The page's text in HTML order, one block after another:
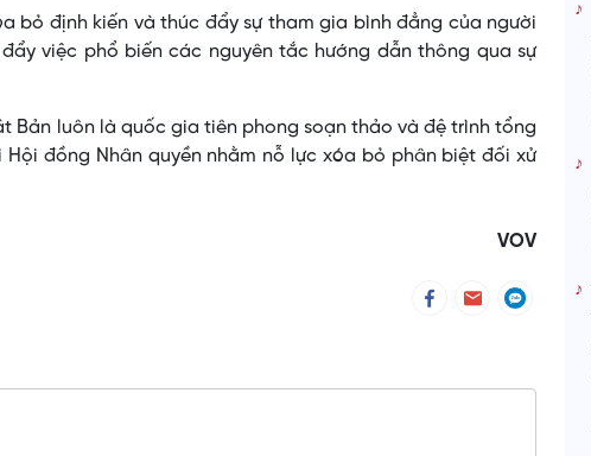
bỏ định kiến và thúc đẩy sự tham gia bình đẳng của người
việc phổ biến các nguyên tắc hướng dẫn thông qua sự
Bản luôn là quốc gia tiên phong soạn thảo và đệ trình tổng
đồng Nhân quyền nhằm nỗ lực xóa bỏ phân biệt đối xử
VOV